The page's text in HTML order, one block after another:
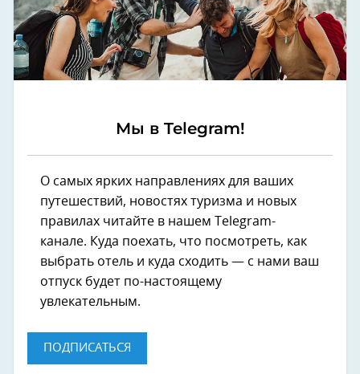
Мы в Telegram!
О самых ярких направлениях для ваших
путешествий, новостях туризма и новых
правилах читайте в нашем Telegram-
канале. Куда поехать, что посмотреть, как
выбрать отель и куда сходить — с нами ваш
отпуск будет по-настоящему
увлекательным.
ПОДПИСАТЬСЯ